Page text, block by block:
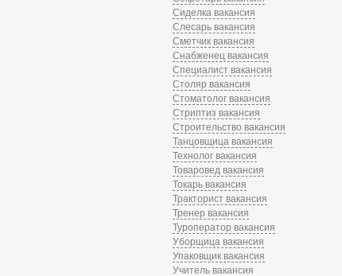
Сиделка вакансия
Слесарь вакансия
Сметчик вакансия
Снабженец вакансия
Специалист вакансия
Столяр вакансия
Стоматолог вакансия
Стриптиз вакансия
Строительство вакансия
Танцовщица вакансия
Технолог вакансия
Товаровед вакансия
Токарь вакансия
Тракторист вакансия
Тренер вакансия
Туроператор вакансия
Уборщица вакансия
Упаковщик вакансия
Учитель вакансия